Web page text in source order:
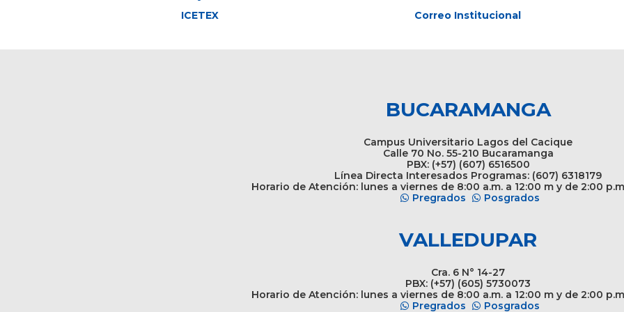
ICETEX
Correo Institucional
BUCARAMANGA
Campus Universitario Lagos del Cacique
Calle 70 No. 55-210 Bucaramanga
PBX: (+57) (607) 6516500
Línea Directa Interesados Programas: (607) 6318179
Horario de Atención: lunes a viernes de 8:00 a.m. a 12:00 m y de 2:00
Pregrados
Posgrados
VALLEDUPAR
Cra. 6 N° 14-27
PBX: (+57) (605) 5730073
Horario de Atención: lunes a viernes de 8:00 a.m. a 12:00 m y de 2:00
Pregrados
Posgrados